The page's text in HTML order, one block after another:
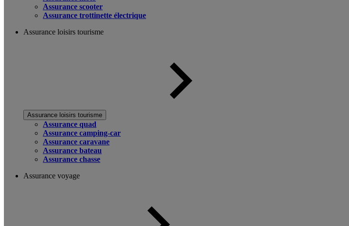
Assurance scooter
Assurance trottinette électrique
Assurance loisirs tourisme
Assurance loisirs tourisme
Assurance quad
Assurance camping-car
Assurance caravane
Assurance bateau
Assurance chasse
Assurance voyage